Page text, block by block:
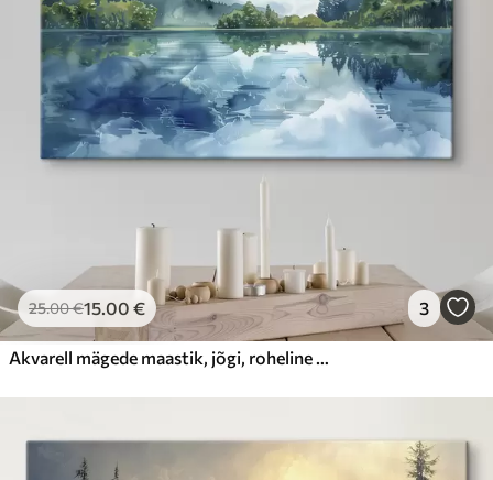
25.00€15.00 € 3
Akvarell mägede maastik, jõgi, roheline ja sinine värvid